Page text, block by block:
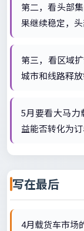
第二，看头部
果继续稳定，
第三，看区域
城市和线路释
5月要看大马力
益能否转化为订
写在最后
4月载货车市场